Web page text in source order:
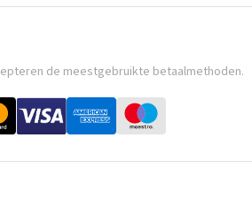
de meestgebruikte betaalmethoden.